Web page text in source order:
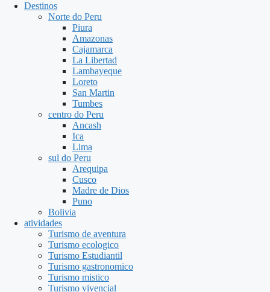
Destinos
Norte do Peru
Piura
Amazonas
Cajamarca
La Libertad
Lambayeque
Loreto
San Martin
Tumbes
centro do Peru
Ancash
Ica
Lima
sul do Peru
Arequipa
Cusco
Madre de Dios
Puno
Bolivia
atividades
Turismo de aventura
Turismo ecologico
Turismo Estudiantil
Turismo gastronomico
Turismo mistico
Turismo vivencial